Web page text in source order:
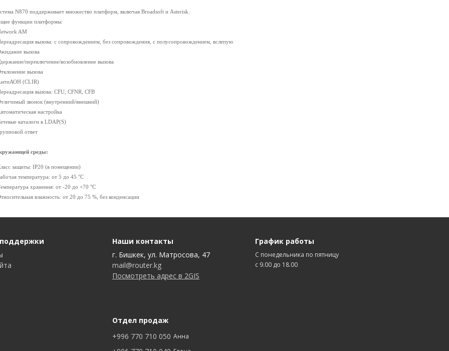
N870 поддерживает множество платформ, включая Broadsoft и Asterisk.
функции платформы:
AM
вызова: с сопровождением, без сопровождения, с полусопровождением, вслепую
вызова
переключение/возобновление вызова
вызова
(CLIR)
вызова: CFU, CFNR, CFB
звонок (внутренний/внешний)
настройка
каталоги в LDAP(S)
ответ
среды:
защиты: IP20 (в помещении)
температура: от 5 до 45 °C
хранения: от -20 до +70 °C
влажность: от 20 до 75 %, без конденсации
Наши контакты
г. Бишкек, ул. Матросова, 47
mail@router.kg
Посмотреть адрес в 2GIS
Отдел продаж
+996 770 710 050 Анна
График работы
С понедельника по пятницу
с 9.00 до 18.00